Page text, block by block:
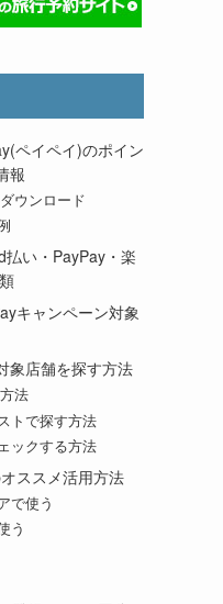
ペイペイ)のポイン
報
ウンロード
払い・PayPay・楽
キャンペーン対象
象店舗を探す方法
法
トで探す方法
ックする方法
ススメ活用方法
で使う
う